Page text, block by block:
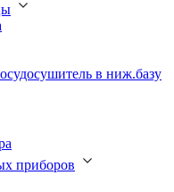
в ниж.базу
приборов